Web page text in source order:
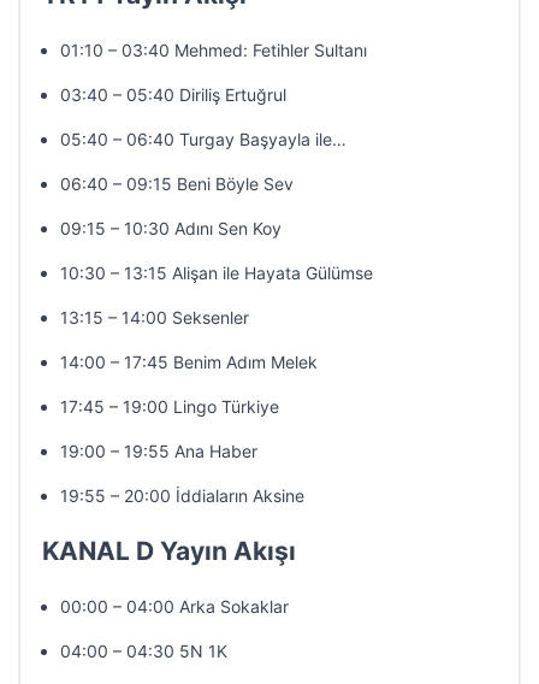
01:10 – 03:40 Mehmed: Fetihler Sultanı
03:40 – 05:40 Diriliş Ertuğrul
05:40 – 06:40 Turgay Başyayla ile…
06:40 – 09:15 Beni Böyle Sev
09:15 – 10:30 Adını Sen Koy
10:30 – 13:15 Alişan ile Hayata Gülümse
13:15 – 14:00 Seksenler
14:00 – 17:45 Benim Adım Melek
17:45 – 19:00 Lingo Türkiye
19:00 – 19:55 Ana Haber
19:55 – 20:00 İddiaların Aksine
KANAL D Yayın Akışı
00:00 – 04:00 Arka Sokaklar
04:00 – 04:30 5N 1K